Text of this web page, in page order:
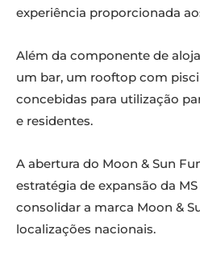
experiência proporcionada
Além da componente de
um bar, um rooftop com
concebidas para utilização
e residentes.
A abertura do Moon & Sun
estratégia de expansão da
consolidar a marca Moon &
localizações nacionais.